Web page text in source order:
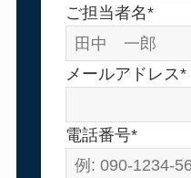
ご担当者名*
メールアドレス*
電話番号*